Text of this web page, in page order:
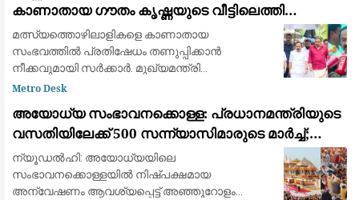
കാണാതായ ഗൗതം കൃഷ്ണയുടെ വീട്ടിലെത്തി
മുഖ്യമന്ത്രി വി ഡി സതീശന്‍
മത്സ്യത്തൊഴിലാളികളെ കാണാതായ
സംഭവത്തിൽ പ്രതിഷേധം തണുപ്പിക്കാൻ
നീക്കവുമായി സർക്കാർ. മുഖ്യമന്ത്രി
വി.ഡി.സതീശൻ നീണ്ടകരയിൽ കടലിൽ
ഷിബു ബേബി ജോണും മുഖ്യമന്ത്രിക
Metro Desk
അയോധ്യ സംഭാവനക്കൊള്ള: പ്രധാനമന്ത്രിയുടെ
വസതിയിലേക്ക് 500 സന്ന്യാസിമാരുടെ മാർച്ച്;
സമഗ്ര അന്വേഷണം ആവശ്യപ്പെട്ട് പ്രതിഷേധം
ന്യൂഡൽഹി: അയോധ്യയിലെ
സംഭാവനക്കൊള്ളയിൽ നിഷ്പക്ഷമായ
അന്വേഷണം ആവശ്യപ്പെട്ട് അഞ്ഞൂറോളം